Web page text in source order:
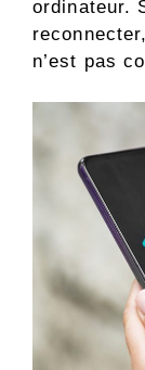
ordinateur.
n’est pas